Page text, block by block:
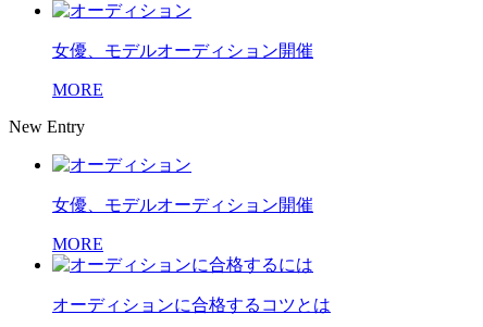
女優、モデルオーディション開催
MORE
New Entry
女優、モデルオーディション開催
MORE
オーディションに合格するコツとは